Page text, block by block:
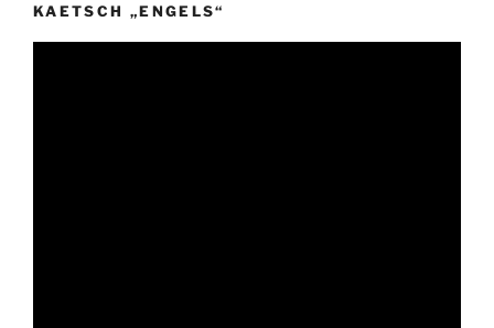
KAETSCH „ENGELS“